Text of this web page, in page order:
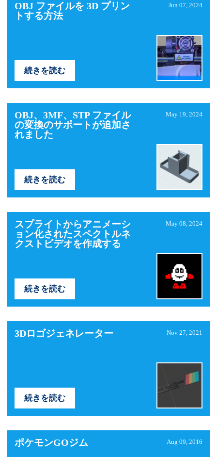
OBJ ファイルを 3D プリン
トする方法
Jun 07, 2024
続きを読む
OBJ、3MF、STP ファイル
の変換のサポートが追加さ
れました
May 19, 2024
続きを読む
スプライトからアニメーシ
ョン化されたスペクトルネ
クストビデオを作成する
May 08, 2024
続きを読む
3Dロゴジェネレーター Nov 27, 2021
続きを読む
ポケモンGOジム Aug 09, 2016